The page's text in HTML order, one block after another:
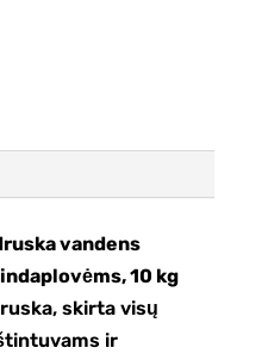
vandens
10 kg
skirta visų
ir